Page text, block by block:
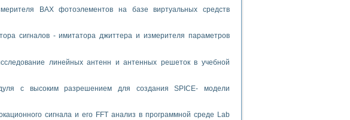
гистерезиса» с использованием графической среды программирования LabVIEW
оконечного устройства по интерфейсу RS232
при пуске
ВАХ фотоэлементов на базе виртуальных средств
сигналов - имитатора джиттера и измерителя параметров
линейных антенн и антенных решеток в учебной
с высоким разрешением для создания SPICE- модели
сигнала и его FFT анализ в программной среде Lab